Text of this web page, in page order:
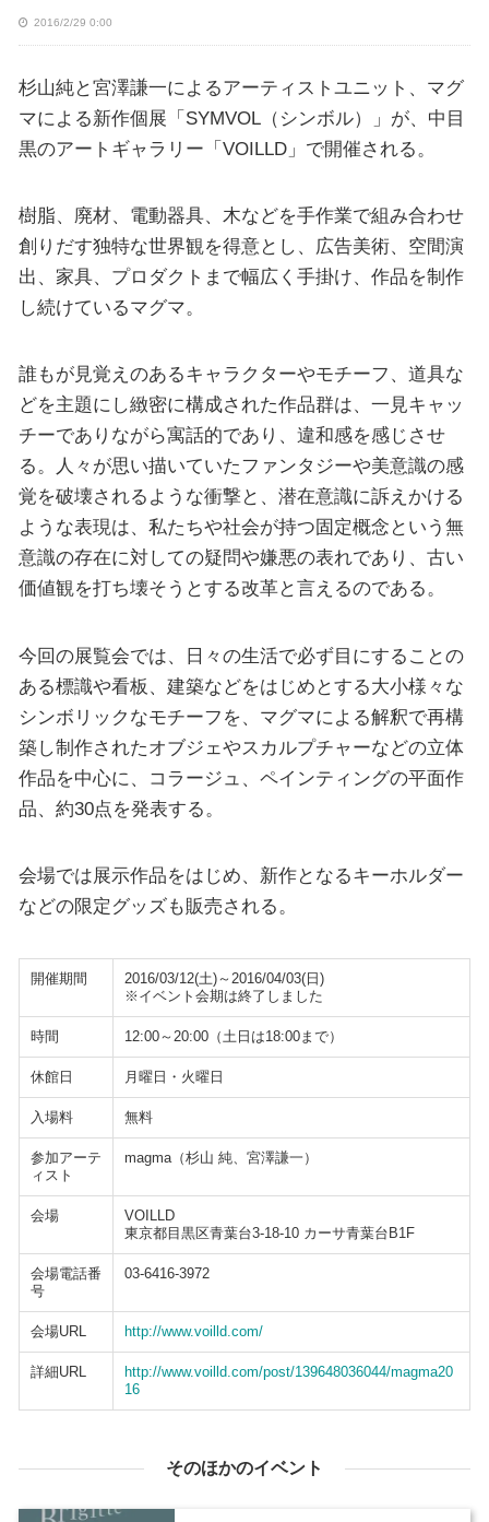
2016/2/29 0:00
杉山純と宮澤謙一によるアーティストユニット、マグ
マによる新作個展「SYMVOL（シンボル）」が、中目
黒のアートギャラリー「VOILLD」で開催される。
樹脂、廃材、電動器具、木などを手作業で組み合わせ
創りだす独特な世界観を得意とし、広告美術、空間演
出、家具、プロダクトまで幅広く手掛け、作品を制作
し続けているマグマ。
誰もが見覚えのあるキャラクターやモチーフ、道具な
どを主題にし緻密に構成された作品群は、一見キャッ
チーでありながら寓話的であり、違和感を感じさせ
る。人々が思い描いていたファンタジーや美意識の感
覚を破壊されるような衝撃と、潜在意識に訴えかける
ような表現は、私たちや社会が持つ固定概念という無
意識の存在に対しての疑問や嫌悪の表れであり、古い
価値観を打ち壊そうとする改革と言えるのである。
今回の展覧会では、日々の生活で必ず目にすることの
ある標識や看板、建築などをはじめとする大小様々な
シンボリックなモチーフを、マグマによる解釈で再構
築し制作されたオブジェやスカルプチャーなどの立体
作品を中心に、コラージュ、ペインティングの平面作
品、約30点を発表する。
会場では展示作品をはじめ、新作となるキーホルダー
などの限定グッズも販売される。
開催期間
2016/03/12(土)～2016/04/03(日)
※イベント会期は終了しました
時間 12:00～20:00（土日は18:00まで）
休館日 月曜日・火曜日
入場料 無料
参加アーテ
ィスト
magma（杉山 純、宮澤謙一）
会場
VOILLD
東京都目黒区青葉台3-18-10 カーサ青葉台B1F
会場電話番
号
03-6416-3972
会場URL http://www.voilld.com/
詳細URL
http://www.voilld.com/post/139648036044/magma20
16
そのほかのイベント